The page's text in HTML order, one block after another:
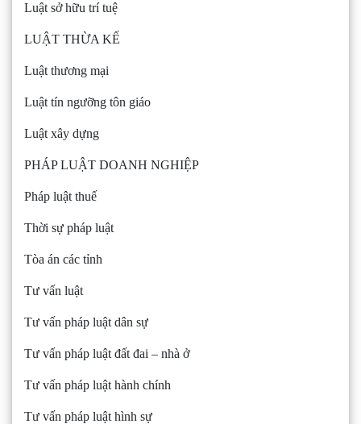
Luật sở hữu trí tuệ
LUẬT THỪA KẾ
Luật thương mại
Luật tín ngưỡng tôn giáo
Luật xây dựng
PHÁP LUẬT DOANH NGHIỆP
Pháp luật thuế
Thời sự pháp luật
Tòa án các tỉnh
Tư vấn luật
Tư vấn pháp luật dân sự
Tư vấn pháp luật đất đai – nhà ở
Tư vấn pháp luật hành chính
Tư vấn pháp luật hình sự